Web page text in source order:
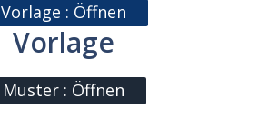
Vorlage : Öffnen
Vorlage
Muster : Öffnen